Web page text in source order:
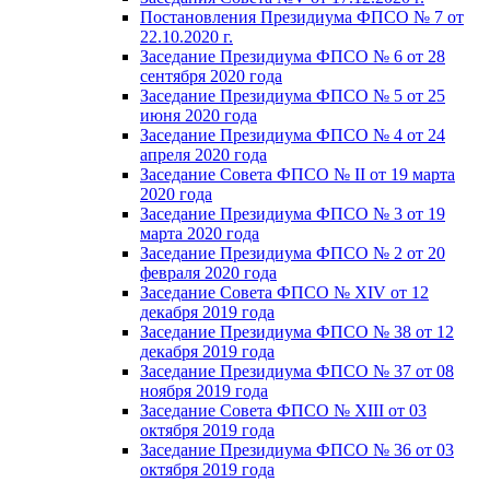
Постановления Президиума ФПСО № 7 от
22.10.2020 г.
Заседание Президиума ФПСО № 6 от 28
сентября 2020 года
Заседание Президиума ФПСО № 5 от 25
июня 2020 года
Заседание Президиума ФПСО № 4 от 24
апреля 2020 года
Заседание Совета ФПСО № II от 19 марта
2020 года
Заседание Президиума ФПСО № 3 от 19
марта 2020 года
Заседание Президиума ФПСО № 2 от 20
февраля 2020 года
Заседание Совета ФПСО № XIV от 12
декабря 2019 года
Заседание Президиума ФПСО № 38 от 12
декабря 2019 года
Заседание Президиума ФПСО № 37 от 08
ноября 2019 года
Заседание Совета ФПСО № XIII от 03
октября 2019 года
Заседание Президиума ФПСО № 36 от 03
октября 2019 года